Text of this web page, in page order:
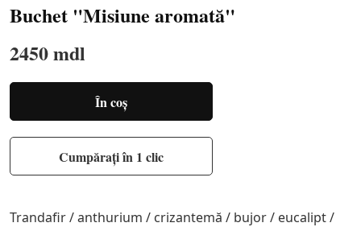
Buchet "Misiune aromată"
2450 mdl
În coș
Cumpărați în 1 clic
Trandafir / anthurium / crizantemă / bujor / eucalipt /